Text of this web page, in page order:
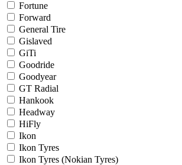
Fortune
Forward
General Tire
Gislaved
GiTi
Goodride
Goodyear
GT Radial
Hankook
Headway
HiFly
Ikon
Ikon Tyres
Ikon Tyres (Nokian Tyres)